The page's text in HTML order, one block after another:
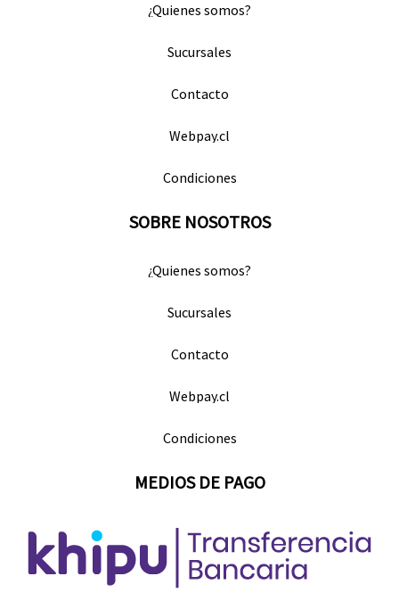
¿Quienes somos?
Sucursales
Contacto
Webpay.cl
Condiciones
SOBRE NOSOTROS
¿Quienes somos?
Sucursales
Contacto
Webpay.cl
Condiciones
MEDIOS DE PAGO